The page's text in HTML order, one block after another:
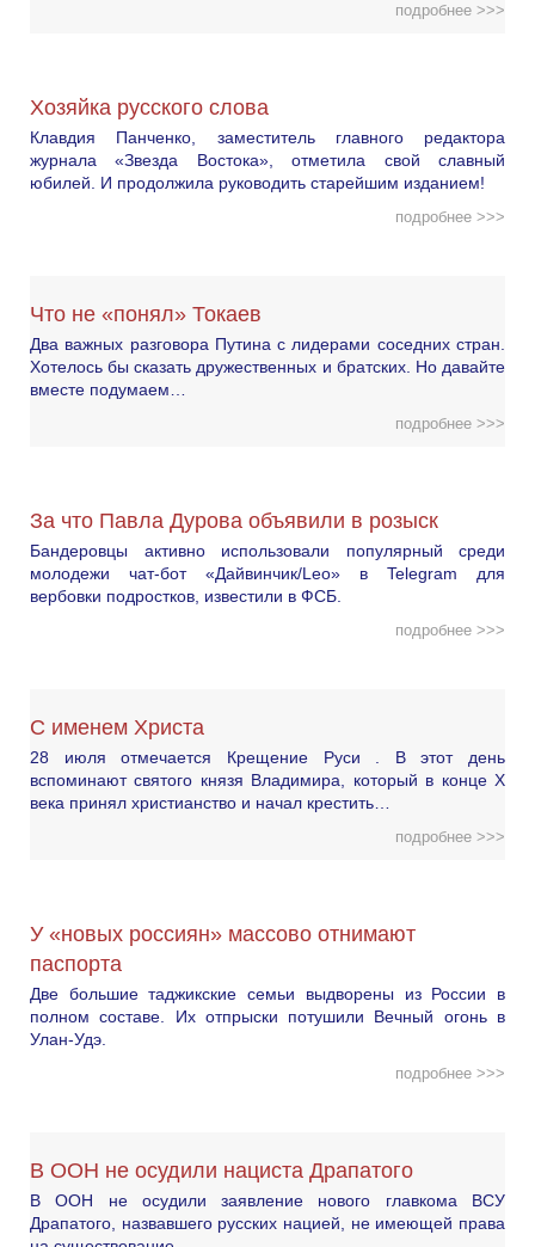
подробнее >>>
Хозяйка русского слова
Клавдия Панченко, заместитель главного редактора
журнала «Звезда Востока», отметила свой славный
юбилей. И продолжила руководить старейшим изданием!
подробнее >>>
Что не «понял» Токаев
Два важных разговора Путина с лидерами соседних стран.
Хотелось бы сказать дружественных и братских. Но давайте
вместе подумаем…
подробнее >>>
За что Павла Дурова объявили в розыск
Бандеровцы активно использовали популярный среди
молодежи чат-бот «Дайвинчик/Leo» в Telegram для
вербовки подростков, известили в ФСБ.
подробнее >>>
С именем Христа
28 июля отмечается Крещение Руси . В этот день
вспоминают святого князя Владимира, который в конце X
века принял христианство и начал крестить…
подробнее >>>
У «новых россиян» массово отнимают
паспорта
Две большие таджикские семьи выдворены из России в
полном составе. Их отпрыски потушили Вечный огонь в
Улан-Удэ.
подробнее >>>
В ООН не осудили нациста Драпатого
В ООН не осудили заявление нового главкома ВСУ
Драпатого, назвавшего русских нацией, не имеющей права